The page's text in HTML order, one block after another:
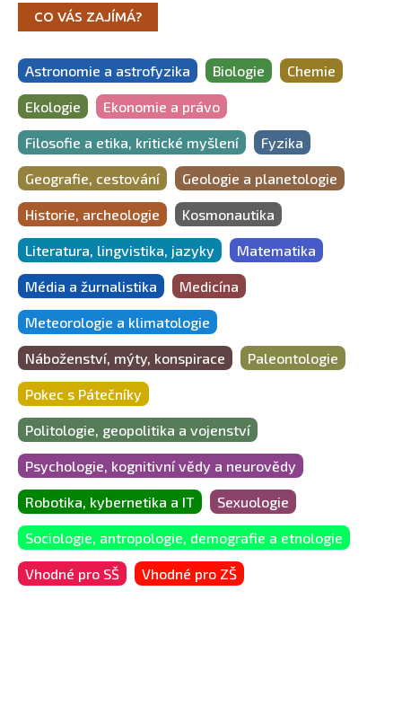
CO VÁS ZAJÍMÁ?
Astronomie a astrofyzika Biologie Chemie
Ekologie Ekonomie a právo
Filosofie a etika, kritické myšlení Fyzika
Geografie, cestování Geologie a planetologie
Historie, archeologie Kosmonautika
Literatura, lingvistika, jazyky Matematika
Média a žurnalistika Medicína
Meteorologie a klimatologie
Náboženství, mýty, konspirace Paleontologie
Pokec s Pátečníky
Politologie, geopolitika a vojenství
Psychologie, kognitivní vědy a neurovědy
Robotika, kybernetika a IT Sexuologie
Sociologie, antropologie, demografie a etnologie
Vhodné pro SŠ Vhodné pro ZŠ